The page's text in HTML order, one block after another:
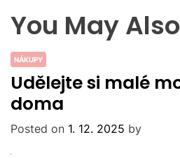
You May
NÁKUPY
Udělejte si malé
doma
Posted on 1. 12. 2025 by